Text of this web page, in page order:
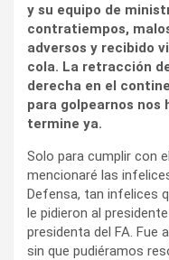
y su equipo de
contratiempos,
adversos y recibido
cola. La retracción
derecha en el
para golpearnos nos
termine ya.
Solo para cumplir con
mencionaré las
Defensa, tan infelices
le pidieron al
presidenta del FA. Fue
sin que pudiéramos